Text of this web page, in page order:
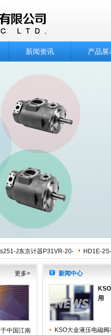
新闻资讯 产品展
HAKKO氟橡胶软管E-SJB-
高压尼龙软管油管NH3-
京计器泵芯C-KIT-F11-
30-S4
SQP1-8-
J东京计器P31VR-20-
HD1E-
BCA-
HAKKO氟橡胶软管E-SJB-
高压尼龙软管油管NH3-
京计器泵芯C-KIT-F11-
DG5V-7-
磁阀
30-S4东京计器电磁阀
30-S4
F11-
SQP1-8-
J东京计器P31VR-20-
HD1E-
BCA-
更多>
中国江南
新闻中心
用
KSO大金液压电磁